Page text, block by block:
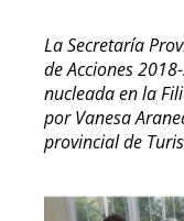
La Secretaría
de Acciones
nucleada en la
por Vanesa
provincial de